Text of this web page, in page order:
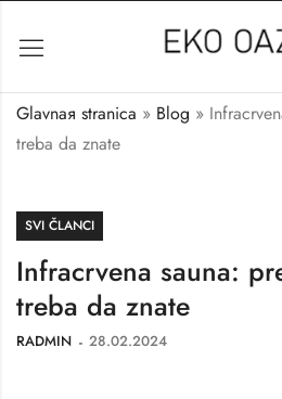
Glavnaя stranica » Blog »
treba da znate
SVI ČLANCI
Infracrvena sauna:
treba da znate
RADMIN 28.02.2024